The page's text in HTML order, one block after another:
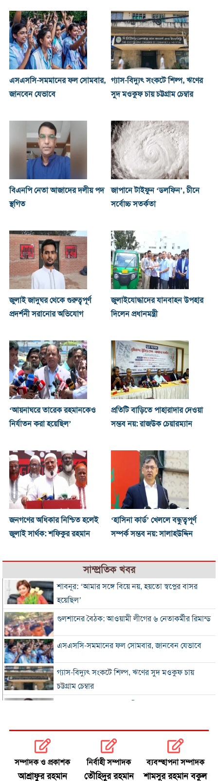
এসএসসি-সমমানের ফল সোমবার,
জানবেন যেভাবে
গ্যাস-বিদ্যুৎ সংকটে শিল্প, ঋণের
সুদ মওকুফ চায় চট্টগ্রাম চেম্বার
বিএনপি নেতা আজাদের দলীয় পদ
স্থগিত
জাপানে টাইফুন ‘ডলফিন’, চীনে
সর্বোচ্চ সতর্কতা
জুলাই জাদুঘর থেকে গুরুত্বপূর্ণ
প্রদর্শনী সরানোর অভিযোগ
জুলাইযোদ্ধাদের যানবাহন উপহার
দিলেন প্রধানমন্ত্রী
‘আয়নাঘরে তারেক রহমানকেও
নির্যাতন করা হয়েছিল’
প্রতিটি বাড়িতে পাহারাদার দেওয়া
সম্ভব নয়: রাজউক চেয়ারম্যান
জনগণের অধিকার নিশ্চিত হলেই
জুলাই সার্থক: শফিকুর রহমান
‘হাসিনা কার্ড’ খেললে বন্ধুত্বপূর্ণ
সম্পর্ক সম্ভব নয়: সালাহউদ্দিন
সাম্প্রতিক খবর
শাবনূর: ‘আমার সঙ্গে বিয়ে নয়, হয়তো স্বপ্নের বাসর
হয়েছিল’
গুলশানের বৈঠক: আওয়ামী লীগের ৬ নেতাকর্মীর রিমান্ড
এসএসসি-সমমানের ফল সোমবার, জানবেন যেভাবে
গ্যাস-বিদ্যুৎ সংকটে শিল্প, ঋণের সুদ মওকুফ চায়
চট্টগ্রাম চেম্বার
জাপানে টাইফুন ‘ডলফিন’, চীনে সর্বোচ্চ সতর্কতা
জুলাই জাদুঘর থেকে গুরুত্বপূর্ণ প্রদর্শনী সরানোর
অভিযোগ
সম্পাদক ও প্রকাশক
আশ্রাফুর রহমান
নির্বাহী সম্পাদক
তৌহিদুর রহমান
ব্যবস্হাপনা সম্পাদক
শামসুর রহমান বকুল